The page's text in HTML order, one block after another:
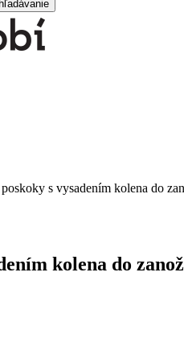
s vysadením kolena do
kolena do